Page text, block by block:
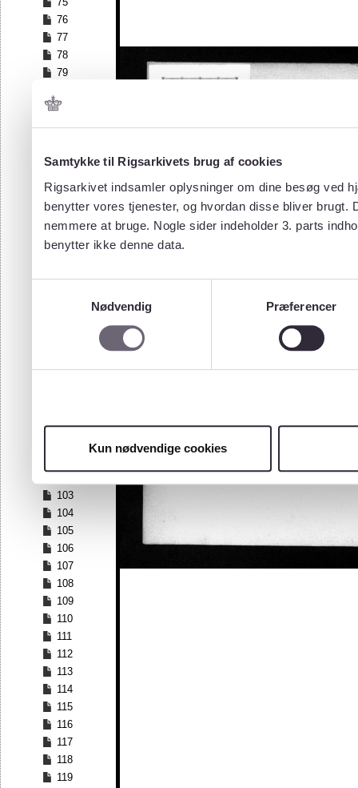
Samtykke til Rigsarkivets brug af cookies
Rigsarkivet indsamler oplysninger om dine besøg ved
benytter vores tjenester, og hvordan disse bliver
nemmere at bruge. Nogle sider indeholder 3. parts
benytter ikke denne data.
Nødvendig
Præferencer
Kun nødvendige cookies
76
77
78
79
81
82
84
86
87
88
89
96
99
103
104
105
106
107
108
109
110
111
112
113
114
115
116
117
118
119